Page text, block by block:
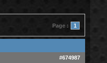
Page : 1
#674987